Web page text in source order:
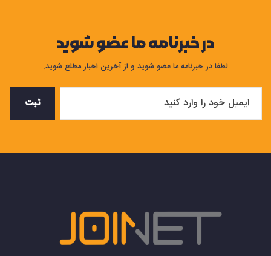
در خبرنامه ما عضو شوید
لطفا در خبرنامه ما عضو شوید و از آخرین اخبار مطلع شوید.
ثبت